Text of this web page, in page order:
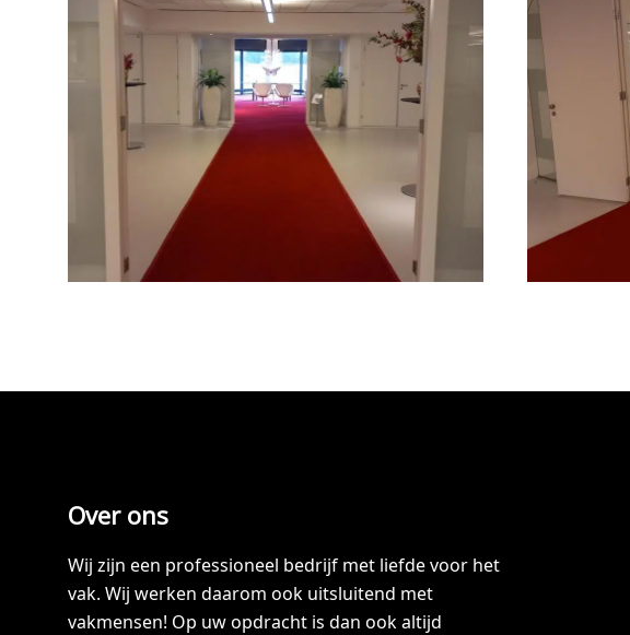
Over ons
Wij zijn een professioneel bedrijf met liefde voor het
vak. Wij werken daarom ook uitsluitend met
vakmensen! Op uw opdracht is dan ook altijd